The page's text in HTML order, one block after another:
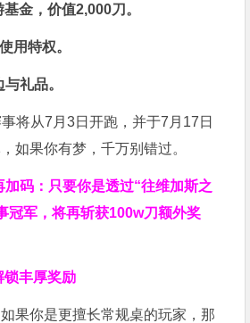
金，价值2,000刀。
用特权。
礼品。
将从7月3日开跑，并于7月17日
如果你有梦，千万别错过。
加码：只要你是透过“往维加斯之
冠军，将再斩获100w刀额外奖
锁丰厚奖励
果你是更擅长常规桌的玩家，那